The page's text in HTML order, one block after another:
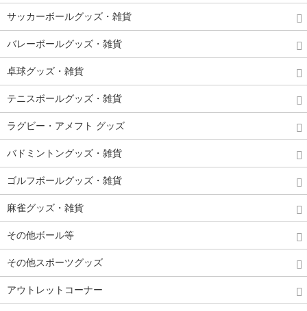
サッカーボールグッズ・雑貨
バレーボールグッズ・雑貨
卓球グッズ・雑貨
テニスボールグッズ・雑貨
ラグビー・アメフト グッズ
バドミントングッズ・雑貨
ゴルフボールグッズ・雑貨
麻雀グッズ・雑貨
その他ボール等
その他スポーツグッズ
アウトレットコーナー